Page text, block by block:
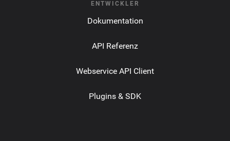
ENTWICKLER
Dokumentation
API Referenz
Webservice API Client
Plugins & SDK